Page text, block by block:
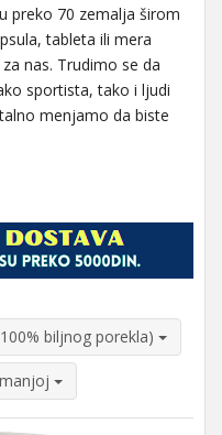
preko 70 zemalja širom
tableta ili mera
nas. Trudimo se da
sportista, tako i ljudi
menjamo da biste
biljnog porekla)